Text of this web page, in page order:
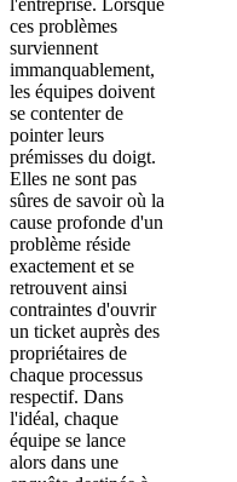
ces problèmes
surviennent
immanquablement,
les équipes doivent
se contenter de
pointer leurs
prémisses du doigt.
Elles ne sont pas
sûres de savoir où la
cause profonde d'un
problème réside
exactement et se
retrouvent ainsi
contraintes d'ouvrir
un ticket auprès des
propriétaires de
chaque processus
respectif. Dans
l'idéal, chaque
équipe se lance
alors dans une